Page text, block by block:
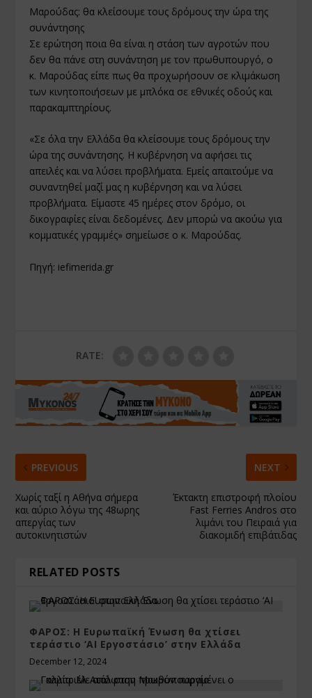
Μαρούδας: θα κλείσουμε τους δρόμους την ώρα της
συνάντησης
Σε ερώτηση ποια θα είναι η στάση των αγροτών που
δεν θα πάνε στη συνάντηση με τον πρωθυπουργό, ο
κ. Μαρούδας είπε πως θα προχωρήσουν σε κλιμάκωση
των κινητοποιήσεων με μπλόκα σε εθνικές οδούς και
παρακαμπτηρίους.
«Σε όλα την Ελλάδα θα κλείσουμε τους δρόμους την
ώρα της συνάντησης. Η κυβέρνηση να αφήσει τις
απειλές και να λύσει προβλήματα. Εμείς απαιτούμε να
συναντηθεί μαζί μας η κυβέρνηση και να λύσει
προβλήματα. Είμαστε 45 ημέρες στον δρόμο, οι
δικογραφίες είναι δεδομένες. Δεν μπορώ να ακούω για
κομματικές γραμμές» σημείωσε ο κ. Μαρούδας.
Πηγή: iefimerida.gr
RATE:
PREVIOUS
Xωρίς ταξί η Αθήνα σήμερα
και αύριο λόγω της 48ωρης
απεργίας των
αυτοκινητιστών
NEXT
Έκτακτη επιστροφή πλοίου
Fast Ferries Andros στο
λιμάνι του Πειραιά για
διακομιδή επιβάτιδας
RELATED POSTS
ΦΑΡΟΣ: Η Ευρωπαϊκή Ένωση θα χτίσει
τεράστιο ‘AI Εργοστάσιο’ στην Ελλάδα
December 12, 2024